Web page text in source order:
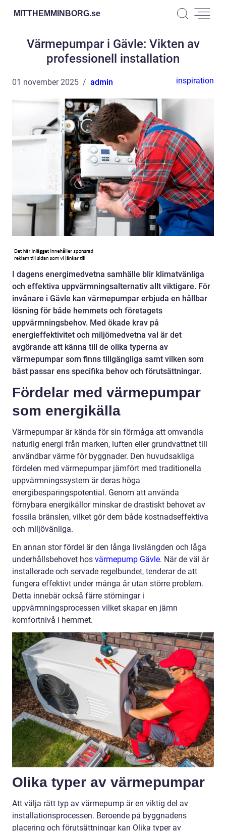
MITTHEMMINBORG.se
Värmepumpar i Gävle: Vikten av
professionell installation
01 november 2025 admin inspiration
I dagens energimedvetna samhälle blir klimatvänliga
och effektiva uppvärmningsalternativ allt viktigare. För
invånare i Gävle kan värmepumpar erbjuda en hållbar
lösning för både hemmets och företagets
uppvärmningsbehov. Med ökade krav på
energieffektivitet och miljömedvetna val är det
avgörande att känna till de olika typerna av
värmepumpar som finns tillgängliga samt vilken som
bäst passar ens specifika behov och förutsättningar.
Fördelar med värmepumpar
som energikälla
Värmepumpar är kända för sin förmåga att omvandla
naturlig energi från marken, luften eller grundvattnet till
användbar värme för byggnader. Den huvudsakliga
fördelen med värmepumpar jämfört med traditionella
uppvärmningssystem är deras höga
energibesparingspotential. Genom att använda
förnybara energikällor minskar de drastiskt behovet av
fossila bränslen, vilket gör dem både kostnadseffektiva
och miljövänliga.
En annan stor fördel är den långa livslängden och låga
underhållsbehovet hos värmepump Gävle. När de väl är
installerade och servade regelbundet, tenderar de att
fungera effektivt under många år utan större problem.
Detta innebär också färre störningar i
uppvärmningsprocessen vilket skapar en jämn
komfortnivå i hemmet.
Olika typer av värmepumpar
Att välja rätt typ av värmepump är en viktig del av
installationsprocessen. Beroende på byggnadens
placering och förutsättningar kan Olika typer av